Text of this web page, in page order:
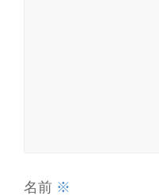
名前 ※